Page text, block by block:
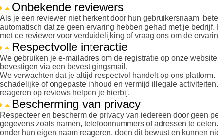
Onbekende reviewers
Als je een reviewer niet herkent door hun gebruikersnaam,
automatisch dat ze geen ervaring hebben gehad met je bedrijf.
met de reviewer voor verduidelijking of vraag ons om de
Respectvolle interactie
We gebruiken je e-mailadres om de registratie op onze
bevestigen via een bevestigingsmail.
We verwachten dat je altijd respectvol handelt op ons platform.
schadelijke of ongepaste inhoud en vermijd illegale
reageren op reviews helpen je hierbij.
Bescherming van privacy
Respecteer en bescherm de privacy van iedereen door geen
gegevens zoals namen, telefoonnummers of adressen te
onder hun eigen naam reageren, doen dit bewust en kunnen